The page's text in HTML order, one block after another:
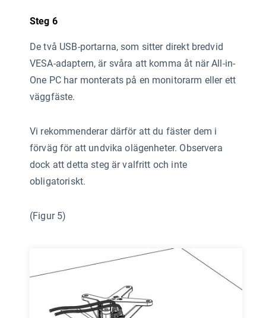
Steg 6
De två USB-portarna, som sitter direkt bredvid
VESA-adaptern, är svåra att komma åt när All-in-
One PC har monterats på en monitorarm eller ett
väggfäste.
Vi rekommenderar därför att du fäster dem i
förväg för att undvika olägenheter. Observera
dock att detta steg är valfritt och inte
obligatoriskt.
(Figur 5)